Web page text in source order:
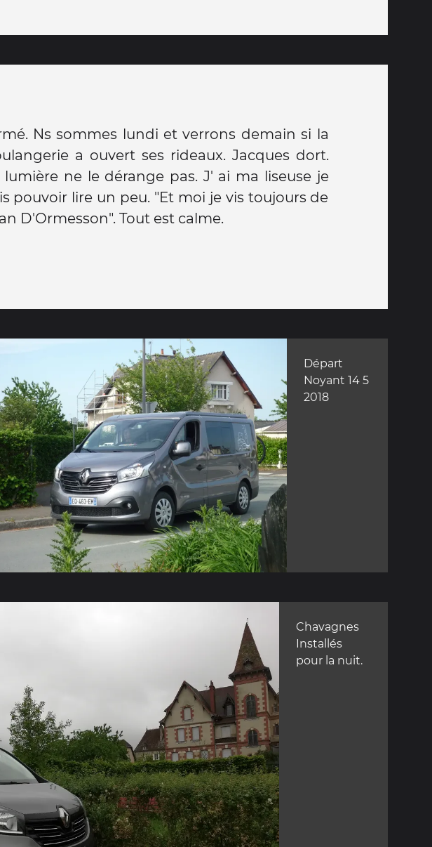
D'Ormesson". Tout est calme.
Départ
Noyant 14 5
2018
Chavagnes
Installés
pour la nuit.